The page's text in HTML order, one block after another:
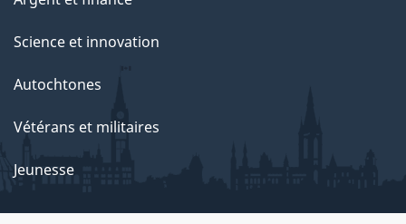
Science et innovation
Autochtones
Vétérans et militaires
Jeunesse